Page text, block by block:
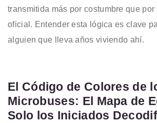
transmitida más por costumbre que
oficial. Entender esta lógica es clave
alguien que lleva años viviendo ahí.
El Código de Colores de
Microbuses: El Mapa de
Solo los Iniciados